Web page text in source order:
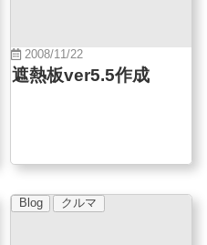
2008/11/22
遮熱板ver5.5作成
Blog クルマ